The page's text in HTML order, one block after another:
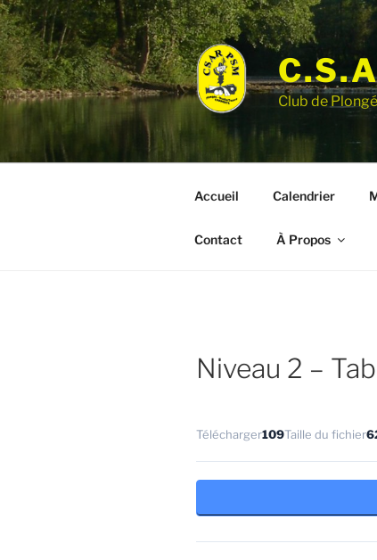
Aller
au
contenu
principal
Club de
Accueil Calendrier
Contact À Propos
Niveau 2 –
Télécharger109Taille du fichier